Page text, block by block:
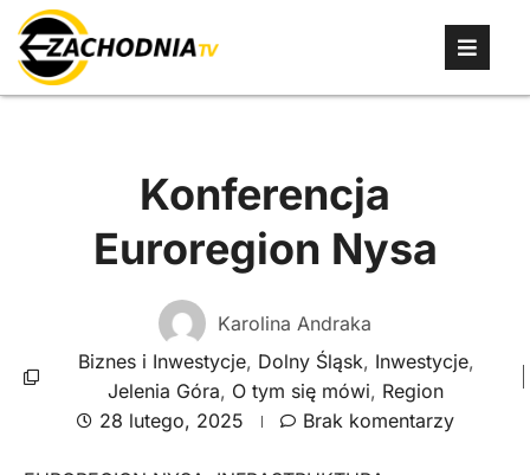
Konferencja
Euroregion Nysa
Karolina Andraka
Biznes i Inwestycje, Dolny Śląsk, Inwestycje,
Jelenia Góra, O tym się mówi, Region
28 lutego, 2025
Brak komentarzy